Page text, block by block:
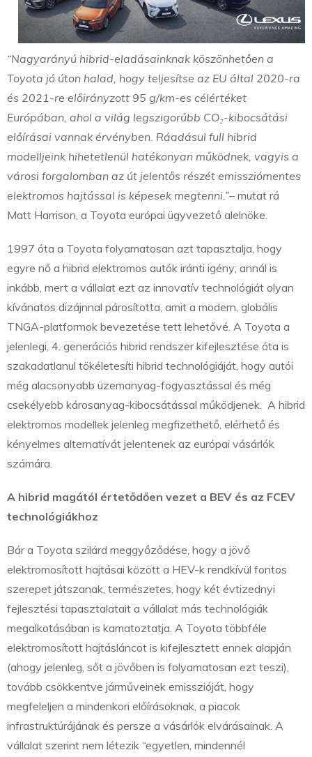
“Nagyarányú hibrid-eladásainknak köszönhetően a
Toyota jó úton halad, hogy teljesítse az EU által 2020-ra
és 2021-re előirányzott 95 g/km-es célértéket
Európában, ahol a világ legszigorúbb CO₂-kibocsátási
előírásai vannak érvényben. Ráadásul full hibrid
modelljeink hihetetlenül hatékonyan működnek, vagyis a
városi forgalomban az út jelentős részét emissziómentes
elektromos hajtással is képesek megtenni.”– mutat rá
Matt Harrison, a Toyota európai ügyvezető alelnöke.
1997 óta a Toyota folyamatosan azt tapasztalja, hogy
egyre nő a hibrid elektromos autók iránti igény; annál is
inkább, mert a vállalat ezt az innovatív technológiát olyan
kívánatos dizájnnal párosította, amit a modern, globális
TNGA-platformok bevezetése tett lehetővé. A Toyota a
jelenlegi, 4. generációs hibrid rendszer kifejlesztése óta is
szakadatlanul tökéletesíti hibrid technológiáját, hogy autói
még alacsonyabb üzemanyag-fogyasztással és még
csekélyebb károsanyag-kibocsátással működjenek. A hibrid
elektromos modellek jelenleg megfizethető, elérhető és
kényelmes alternatívát jelentenek az európai vásárlók
számára.
A hibrid magától értetődően vezet a BEV és az FCEV
technológiákhoz
Bár a Toyota szilárd meggyőződése, hogy a jövő
elektromosított hajtásai között a HEV-k rendkívül fontos
szerepet játszanak, természetes, hogy két évtizednyi
fejlesztési tapasztalatait a vállalat más technológiák
megalkotásában is kamatoztatja. A Toyota többféle
elektromosított hajtásláncot is kifejlesztett ennek alapján
(ahogy jelenleg, sőt a jövőben is folyamatosan ezt teszi),
tovább csökkentve járműveinek emisszióját, hogy
megfeleljen a mindenkori előírásoknak, a piacok
infrastruktúrájának és persze a vásárlók elvárásainak. A
vállalat szerint nem létezik “egyetlen, mindennél